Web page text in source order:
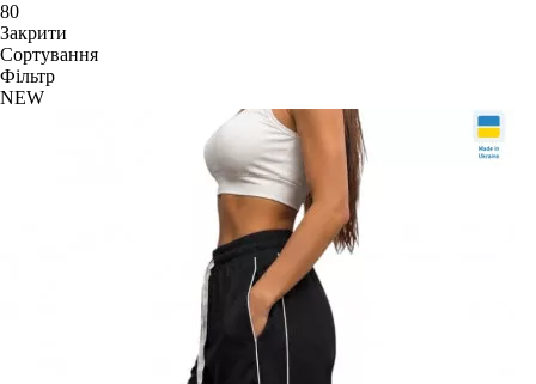
80
Закрити
Сортування
Фільтр
NEW